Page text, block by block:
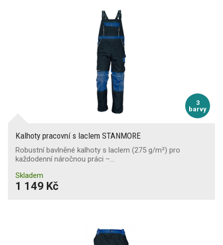
3
barvy
Kalhoty pracovní s laclem STANMORE
Robustní bavlněné kalhoty s laclem (275 g/m²) pro
každodenní náročnou práci –…
Skladem
1 149 Kč